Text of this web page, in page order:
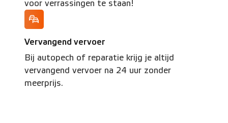
voor verrassingen te staan!
Vervangend vervoer
Bij autopech of reparatie krijg je altijd
vervangend vervoer na 24 uur zonder
meerprijs.